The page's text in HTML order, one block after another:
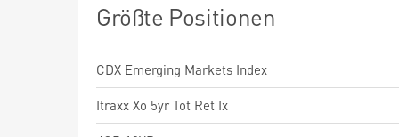
Größte Positionen
CDX Emerging Markets Index
Itraxx Xo 5yr Tot Ret Ix